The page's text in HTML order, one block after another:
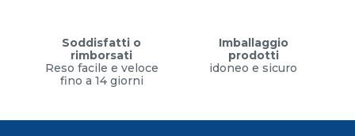
Soddisfatti o
rimborsati
Reso facile e veloce
fino a 14 giorni
Imballaggio
prodotti
idoneo e sicuro